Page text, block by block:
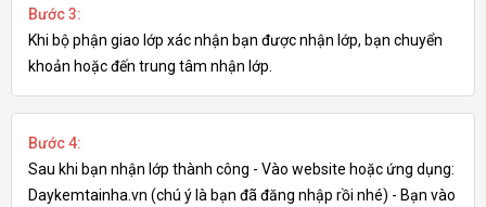
Bước 3:
Khi bộ phận giao lớp xác nhận bạn được nhận lớp, bạn chuyển
khoản hoặc đến trung tâm nhận lớp.
Bước 4:
Sau khi bạn nhận lớp thành công - Vào website hoặc ứng dụng:
Daykemtainha.vn (chú ý là bạn đã đăng nhập rồi nhé) - Bạn vào